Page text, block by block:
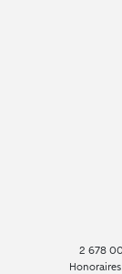
2 678